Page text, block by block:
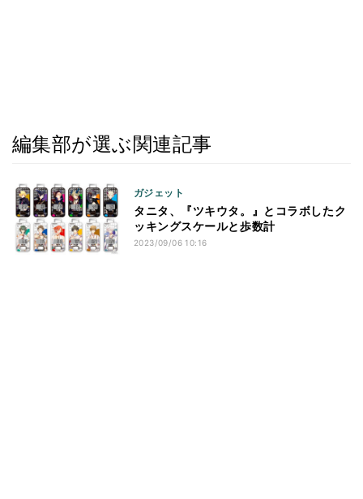
編集部が選ぶ関連記事
ガジェット
タニタ、『ツキウタ。』とコラボしたク
ッキングスケールと歩数計
2023/09/06 10:16